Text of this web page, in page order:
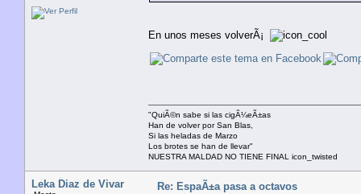
En unos meses volverÃ¡
"QuiÃ©n sabe si las cigÃ¼eÃ±as
Han de volver por San Blas,
Si las heladas de Marzo
Los brotes se han de llevar"
NUESTRA MALDAD NO TIENE FINAL icon_twisted
Leka Diaz de Vivar Re: EspaÃ±a pasa a octavos